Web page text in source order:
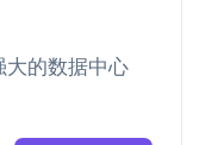
大的数据中心